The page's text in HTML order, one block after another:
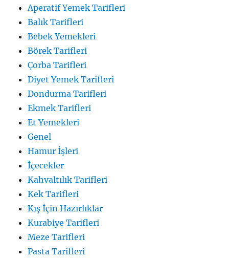
Aperatif Yemek Tarifleri
Balık Tarifleri
Bebek Yemekleri
Börek Tarifleri
Çorba Tarifleri
Diyet Yemek Tarifleri
Dondurma Tarifleri
Ekmek Tarifleri
Et Yemekleri
Genel
Hamur İşleri
İçecekler
Kahvaltılık Tarifleri
Kek Tarifleri
Kış İçin Hazırlıklar
Kurabiye Tarifleri
Meze Tarifleri
Pasta Tarifleri